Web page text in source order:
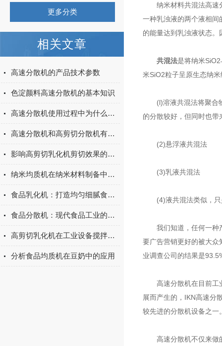
更多分类
相关文章
高速分散机的产品技术参数
色淀颜料高速分散机的基本知识
高速分散机使用过程中为什么不能接触氧气？
高速分散机和高剪切分散机有什么区别？
影响高剪切乳化机剪切效果的因素有哪些？
纳米均质机在纳米材料制备中的关键作用
食品乳化机：打造均匀细腻食品的关键设备
食品分散机：现代食品工业的调和大师
高剪切乳化机在工业设备搅拌系统中有重要作用
分析食品均质机在豆奶中的应用
纳米材料共混法高速分
一种乳浊液的两个液相
的能量达到乳浊液状态
共混法是将纳米
米SiO2粒子呈原生态纳
(l)溶液共混法将聚合物
的分散较好，但同时也
(2)悬浮液共混法
(3)乳液共混法
(4)液共混法类似，只
我们知道，任何一种产
要广告营销更好的被大
业调查公司的结果是
高速分散机在目前工业
展而产生的，IKN高速分
较先进的分散机设备之一
高速分散机不仅来做的